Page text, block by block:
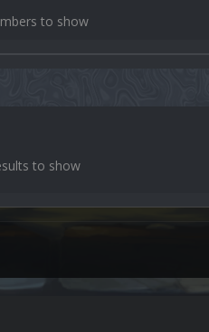
to show
to show